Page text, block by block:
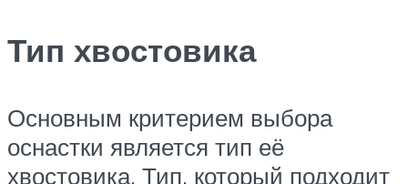
Тип хвостовика
Основным критерием выбора
оснастки является тип её
хвостовика. Тип, который подходит